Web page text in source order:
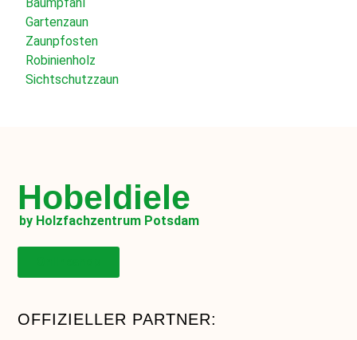
Gartenzaun
Zaunpfosten
Robinienholz
Sichtschutzzaun
Hobeldiele
by Holzfachzentrum Potsdam
OFFIZIELLER PARTNER: